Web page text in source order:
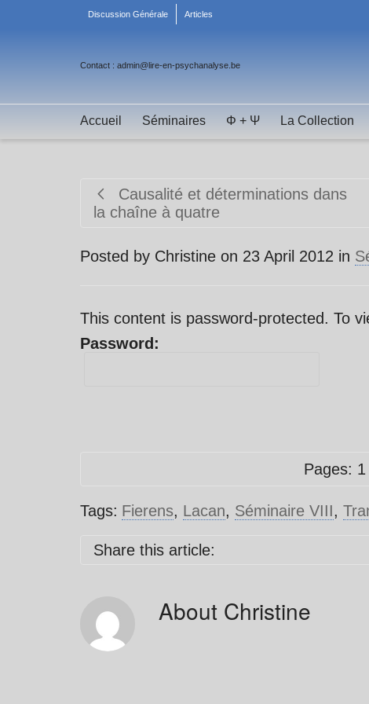
Discussion Générale Articles
Contact : admin@lire-en-psychanalyse.be
Accueil Séminaires Φ + Ψ La Collection
Causalité et déterminations dans
la chaîne à quatre
Posted by Christine on 23 April 2012 in
This content is password-protected. To
Password:
Pages: 1
Tags: Fierens, Lacan, Séminaire VIII,
Share this article:
About Christine